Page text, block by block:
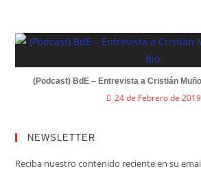
(Podcast) BdE – Entrevista a Cristián
24 de Febrero de 2019
NEWSLETTER
Reciba nuestro contenido reciente en su